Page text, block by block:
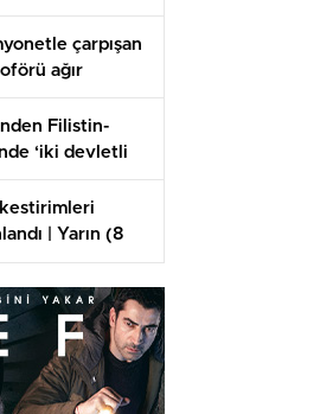
kimdir? 2019
sonuçları…
çarpışan
ağır
Filistin-
‘iki devletli
| Yarın (8
olacak?
yağmur var mı?
İstanbul’a